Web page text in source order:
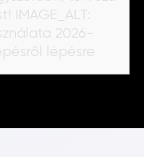
IMAGE_ALT:
2026-
lépésre